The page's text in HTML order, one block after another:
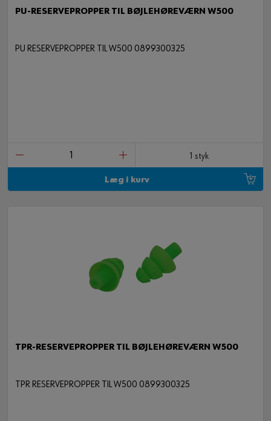
PU-RESERVEPROPPER TIL BØJLEHØREVÆRN W500
PU RESERVEPROPPER TIL W500 0899300325
1 styk
Læg i kurv
TPR-RESERVEPROPPER TIL BØJLEHØREVÆRN W500
TPR RESERVEPROPPER TIL W500 0899300325